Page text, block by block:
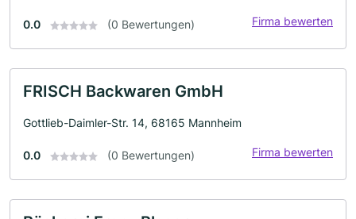
0.0 (0 Bewertungen) Firma bewerten
FRISCH Backwaren GmbH
Gottlieb-Daimler-Str. 14, 68165 Mannheim
0.0 (0 Bewertungen) Firma bewerten